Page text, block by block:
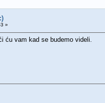
»
ću vam kad se budemo videli.